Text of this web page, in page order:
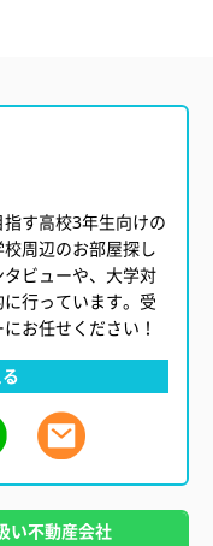
す高校3年生向けの
周辺のお部屋探し
ビューや、大学対
行っています。受
お任せください！
い不動産会社